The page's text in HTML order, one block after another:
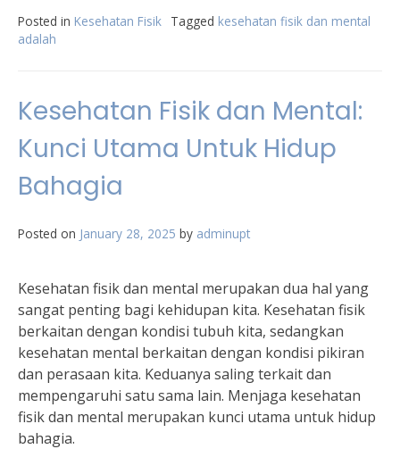
Posted in Kesehatan Fisik Tagged kesehatan fisik dan mental
adalah
Kesehatan Fisik dan Mental:
Kunci Utama Untuk Hidup
Bahagia
Posted on January 28, 2025 by adminupt
Kesehatan fisik dan mental merupakan dua hal yang
sangat penting bagi kehidupan kita. Kesehatan fisik
berkaitan dengan kondisi tubuh kita, sedangkan
kesehatan mental berkaitan dengan kondisi pikiran
dan perasaan kita. Keduanya saling terkait dan
mempengaruhi satu sama lain. Menjaga kesehatan
fisik dan mental merupakan kunci utama untuk hidup
bahagia.